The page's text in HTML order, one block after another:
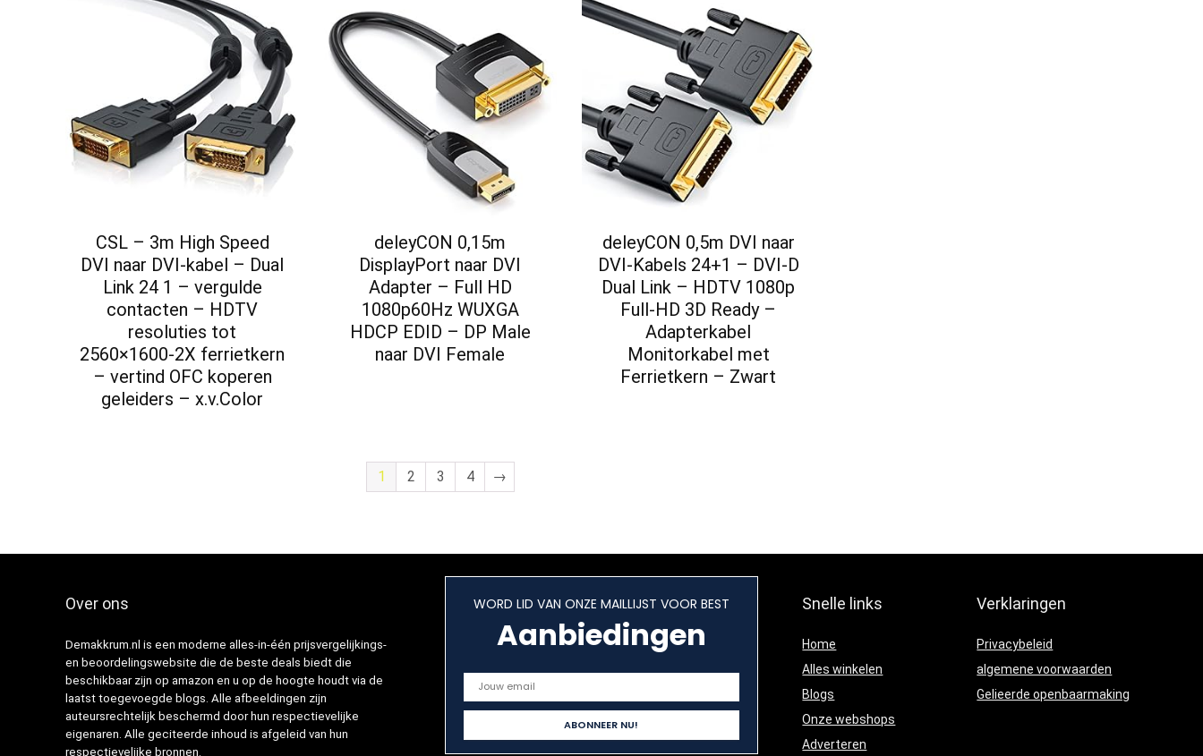
CSL – 3m High Speed
DVI naar DVI-kabel – Dual
Link 24 1 – vergulde
contacten – HDTV
resoluties tot
2560×1600-2X ferrietkern
– vertind OFC koperen
geleiders – x.v.Color
deleyCON 0,15m
DisplayPort naar DVI
Adapter – Full HD
1080p60Hz WUXGA
HDCP EDID – DP Male
naar DVI Female
deleyCON 0,5m DVI naar
DVI-Kabels 24+1 – DVI-D
Dual Link – HDTV 1080p
Full-HD 3D Ready –
Adapterkabel
Monitorkabel met
Ferrietkern – Zwart
1 2 3 4 →
Over ons
Demakkrum.nl is een moderne alles-in-één prijsvergelijkings-
en beoordelingswebsite die de beste deals biedt die
beschikbaar zijn op amazon en u op de hoogte houdt via de
laatst toegevoegde blogs. Alle afbeeldingen zijn
auteursrechtelijk beschermd door hun respectievelijke
eigenaren. Alle geciteerde inhoud is afgeleid van hun
respectievelijke bronnen.
WORD LID VAN ONZE MAILLIJST VOOR BEST
Aanbiedingen
Snelle links
Home
Alles winkelen
Blogs
Onze webshops
Adverteren
Verklaringen
Privacybeleid
algemene voorwaarden
Gelieerde openbaarmaking